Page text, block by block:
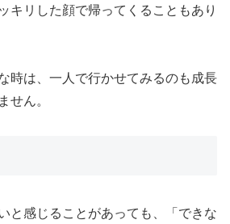
キリした顔で帰ってくることもあり
時は、一人で行かせてみるのも成長
せん。
と感じることがあっても、「できな